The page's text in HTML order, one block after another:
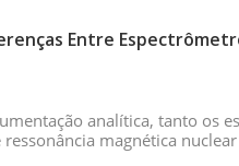
Entre
analítica, tanto os
magnética